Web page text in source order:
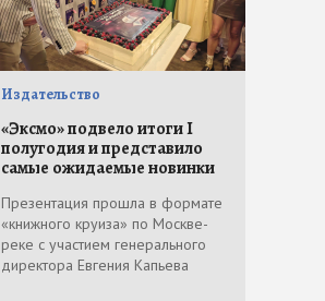
Издательство
«Эксмо» подвело итоги I
полугодия и представило
самые ожидаемые новинки
Презентация прошла в формате
«книжного круиза» по Москве-
реке с участием генерального
директора Евгения Капьева